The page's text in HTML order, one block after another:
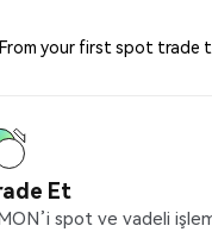
your first spot
Et
spot ve vadeli